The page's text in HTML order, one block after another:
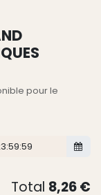
pour le
Total 8,26€